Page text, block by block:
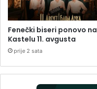
Fenečki biseri ponovo na
Kastelu 11. avgusta
prije 2 sata